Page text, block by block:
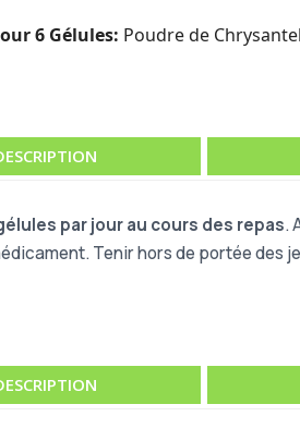
6 Gélules: Poudre de
par jour au cours des repas.
Tenir hors de portée des